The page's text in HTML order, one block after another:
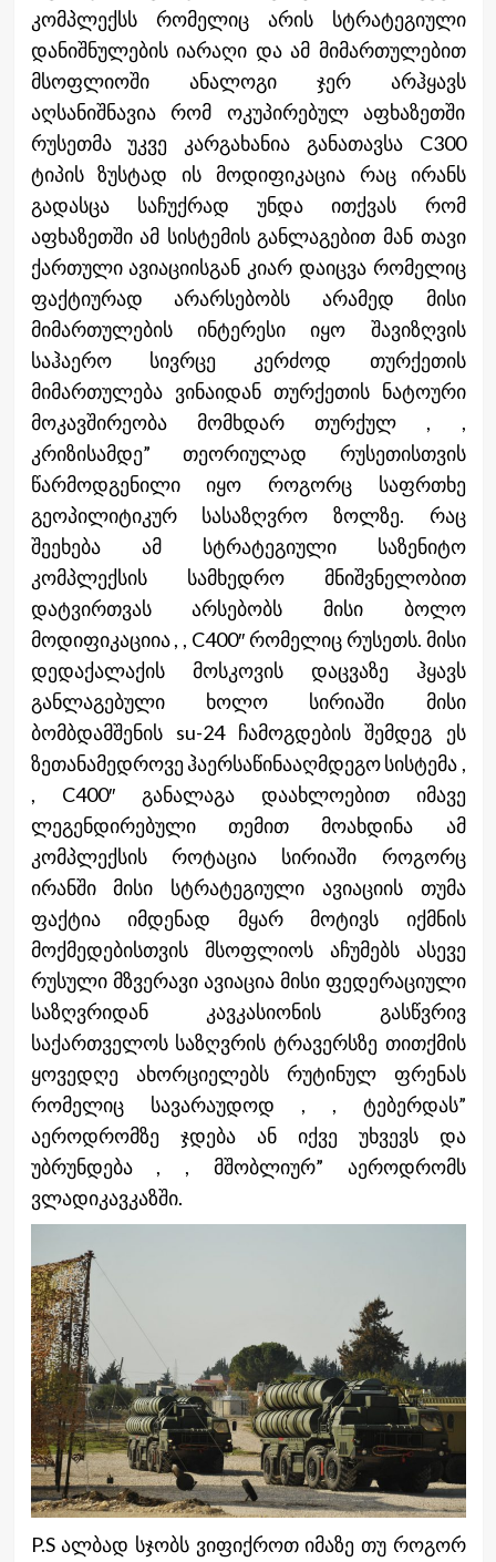
კომპლექსს რომელიც არის სტრატეგიული
დანიშნულების იარაღი და ამ მიმართულებით
მსოფლიოში ანალოგი ჯერ არჰყავს
აღსანიშნავია რომ ოკუპირებულ აფხაზეთში
რუსეთმა უკვე კარგახანია განათავსა C300
ტიპის ზუსტად ის მოდიფიკაცია რაც ირანს
გადასცა საჩუქრად უნდა ითქვას რომ
აფხაზეთში ამ სისტემის განლაგებით მან თავი
ქართული ავიაციისგან კიარ დაიცვა რომელიც
ფაქტიურად არარსებობს არამედ მისი
მიმართულების ინტერესი იყო შავიზღვის
საჰაერო სივრცე კერძოდ თურქეთის
მიმართულება ვინაიდან თურქეთის ნატოური
მოკავშირეობა მომხდარ თურქულ , ,
კრიზისამდე” თეორიულად რუსეთისთვის
წარმოდგენილი იყო როგორც საფრთხე
გეოპილიტიკურ სასაზღვრო ზოლზე. რაც
შეეხება ამ სტრატეგიული საზენიტო
კომპლექსის სამხედრო მნიშვნელობით
დატვირთვას არსებობს მისი ბოლო
მოდიფიკაციია , , C400″ რომელიც რუსეთს. მისი
დედაქალაქის მოსკოვის დაცვაზე ჰყავს
განლაგებული ხოლო სირიაში მისი
ბომბდამშენის su-24 ჩამოგდების შემდეგ ეს
ზეთანამედროვე ჰაერსაწინააღმდეგო სისტემა ,
, C400″ განალაგა დაახლოებით იმავე
ლეგენდირებული თემით მოახდინა ამ
კომპლექსის როტაცია სირიაში როგორც
ირანში მისი სტრატეგიული ავიაციის თუმა
ფაქტია იმდენად მყარ მოტივს იქმნის
მოქმედებისთვის მსოფლიოს აჩუმებს ასევე
რუსული მზვერავი ავიაცია მისი ფედერაციული
საზღვრიდან კავკასიონის გასწვრივ
საქართველოს საზღვრის ტრავერსზე თითქმის
ყოვედღე ახორციელებს რუტინულ ფრენას
რომელიც სავარაუდოდ , , ტებერდას”
აეროდრომზე ჯდება ან იქვე უხვევს და
უბრუნდება , , მშობლიურ” აეროდრომს
ვლადიკავკაზში.
P.S ალბად სჯობს ვიფიქროთ იმაზე თუ როგორ